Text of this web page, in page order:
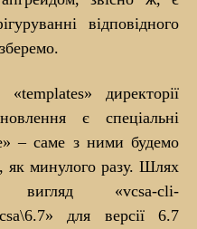
відповідного
директорії
є спеціальні
– саме з ними будемо
як минулого разу. Шлях
«vcsa-cli-
для версії 6.7